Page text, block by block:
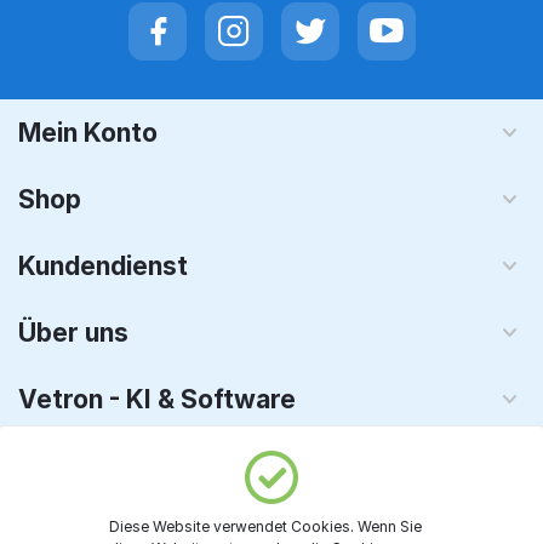
Mein Konto
Shop
Kundendienst
Über uns
Vetron - KI & Software
© 2008 - 2026 TechnoPC GmbH. Alle Rechte vorbehalten
Diese Website verwendet Cookies. Wenn Sie